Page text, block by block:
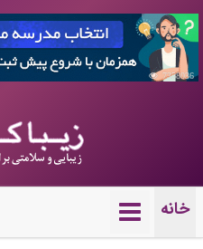
7358036
خانه